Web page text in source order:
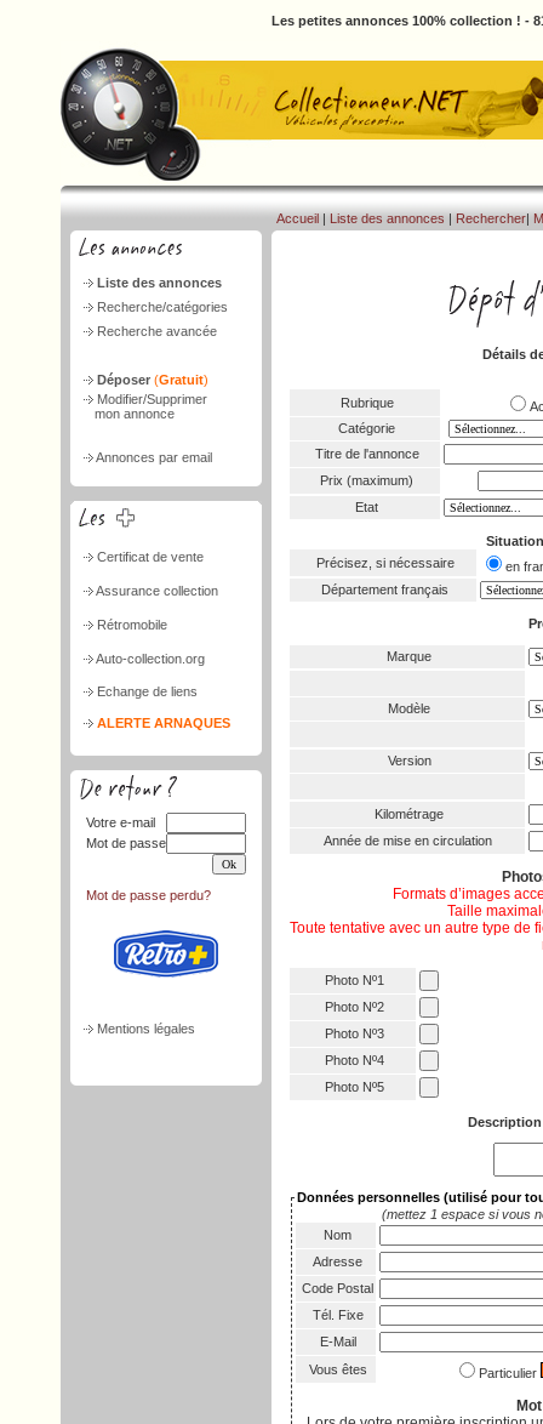
Les petites annonces 100% collection ! -
Liste des annonces
Recherche/catégories
Recherche avancée
Déposer (Gratuit)
Modifier/Supprimer
mon annonce
Annonces par email
Certificat de vente
Assurance collection
Rétromobile
Auto-collection.org
Echange de liens
ALERTE ARNAQUES
Votre e-mail
Mot de passe
Mot de passe perdu?
Mentions légales
Accueil | Liste des annonces | Rechercher|
Détails
Rubrique
Catégorie
Titre de l'annonce
Prix (maximum)
Etat
Précisez, si nécessaire
en
Département français
Marque
Modèle
Version
Kilométrage
Année de mise en circulation
Formats d’images
Taille
Toute tentative avec un autre type de
Photo Nº1
Photo Nº2
Photo Nº3
Photo Nº4
Photo Nº5
Données personnelles (utilisé pour
(mettez 1 espace si vous
Nom
Adresse
Code Postal
Tél. Fixe
E-Mail
Vous êtes
Particulier